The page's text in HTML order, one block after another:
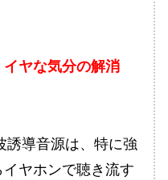
ヤな気分の解消
誘導音源は、特に強
ヤホンで聴き流す